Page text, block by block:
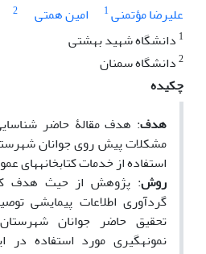
علیرضا مؤتمنی1 امین همتی 2
1 دانشگاه شهید بهشتی
2دانشگاه سمنان
چکیده
هدف: هدف مقالۀ حاضر
مشکلات پیش روی جوانان
استفاده از خدمات کتابخانه⁮های
روش: پژوهش از حیث هدف
گردآوری اطلاعات پیمایشی
تحقیق حاضر جوانان
نمونه⁮گیری مورد استفاده